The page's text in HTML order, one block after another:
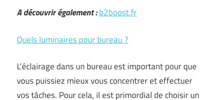
A découvrir également :b2boost.fr
Quels luminaires pour bureau ?
L’éclairage dans un bureau est important pour que
vous puissiez mieux vous concentrer et effectuer
vos tâches. Pour cela, il est primordial de choisir un